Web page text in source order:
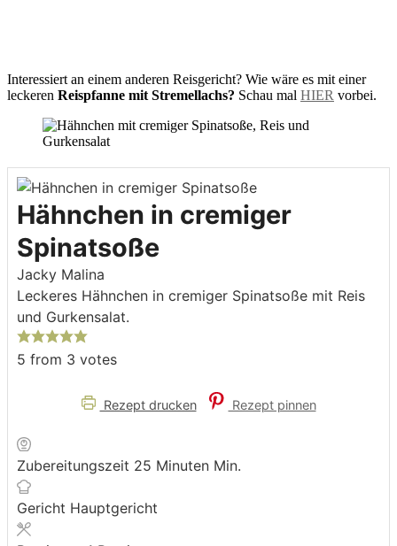
Interessiert an einem anderen Reisgericht? Wie wäre es mit einer
leckeren Reispfanne mit Stremellachs? Schau mal HIER vorbei.
Hähnchen in cremiger
Spinatsoße
Jacky Malina
Leckeres Hähnchen in cremiger Spinatsoße mit Reis
und Gurkensalat.
5 from 3 votes
Rezept drucken Rezept pinnen
Zubereitungszeit 25 Minuten Min.
Gericht Hauptgericht